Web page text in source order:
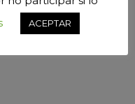
2026 en Valladolid:
con seguridad
ACEPTAR